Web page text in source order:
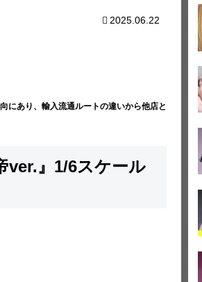
2025.06.22
にあり、輸入流通ルートの違いから他店と
ver.』1/6スケール